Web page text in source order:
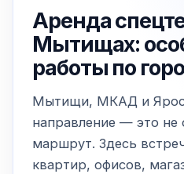
Аренда
Мытищах:
работы по
Мытищи, МКАД и
направление — это не
маршрут. Здесь
квартир, офисов,